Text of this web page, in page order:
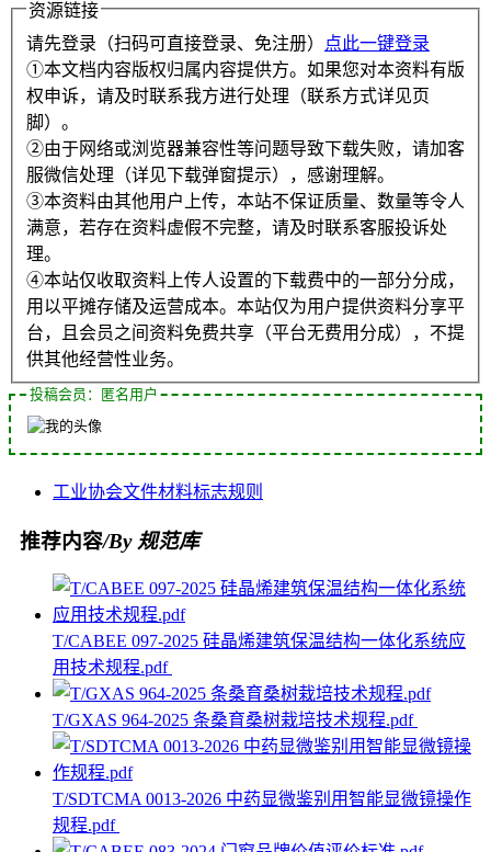
资源链接
请先登录（扫码可直接登录、免注册）
点此一键登录
①本文档内容版权归属内容提供方。如果您对本资料有版
权申诉，请及时联系我方进行处理（联系方式详见页
脚）。
②由于网络或浏览器兼容性等问题导致下载失败，请加客
服微信处理（详见下载弹窗提示），感谢理解。
③本资料由其他用户上传，本站不保证质量、数量等令人
满意，若存在资料虚假不完整，请及时联系客服投诉处
理。
④本站仅收取资料上传人设置的下载费中的一部分分成，
用以平摊存储及运营成本。本站仅为用户提供资料分享平
台，且会员之间资料免费共享（平台无费用分成），不提
供其他经营性业务。
投稿会员：匿名用户
工业协会文件材料标志规则
推荐内容/By 规范库
T/CABEE 097-2025 硅晶烯建筑保温结构一体化系统应
用技术规程.pdf
T/GXAS 964-2025 条桑育桑树栽培技术规程.pdf
T/SDTCMA 0013-2026 中药显微鉴别用智能显微镜操作
规程.pdf